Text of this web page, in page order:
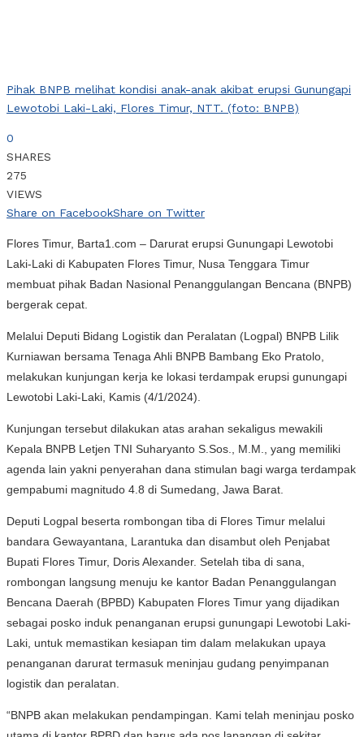
Pihak BNPB melihat kondisi anak-anak akibat erupsi Gunungapi
Lewotobi Laki-Laki, Flores Timur, NTT. (foto: BNPB)
0
SHARES
275
VIEWS
Share on FacebookShare on Twitter
Flores Timur, Barta1.com – Darurat erupsi Gunungapi Lewotobi
Laki-Laki di Kabupaten Flores Timur, Nusa Tenggara Timur
membuat pihak Badan Nasional Penanggulangan Bencana (BNPB)
bergerak cepat.
Melalui Deputi Bidang Logistik dan Peralatan (Logpal) BNPB Lilik
Kurniawan bersama Tenaga Ahli BNPB Bambang Eko Pratolo,
melakukan kunjungan kerja ke lokasi terdampak erupsi gunungapi
Lewotobi Laki-Laki, Kamis (4/1/2024).
Kunjungan tersebut dilakukan atas arahan sekaligus mewakili
Kepala BNPB Letjen TNI Suharyanto S.Sos., M.M., yang memiliki
agenda lain yakni penyerahan dana stimulan bagi warga terdampak
gempabumi magnitudo 4.8 di Sumedang, Jawa Barat.
Deputi Logpal beserta rombongan tiba di Flores Timur melalui
bandara Gewayantana, Larantuka dan disambut oleh Penjabat
Bupati Flores Timur, Doris Alexander. Setelah tiba di sana,
rombongan langsung menuju ke kantor Badan Penanggulangan
Bencana Daerah (BPBD) Kabupaten Flores Timur yang dijadikan
sebagai posko induk penanganan erupsi gunungapi Lewotobi Laki-
Laki, untuk memastikan kesiapan tim dalam melakukan upaya
penanganan darurat termasuk meninjau gudang penyimpanan
logistik dan peralatan.
“BNPB akan melakukan pendampingan. Kami telah meninjau posko